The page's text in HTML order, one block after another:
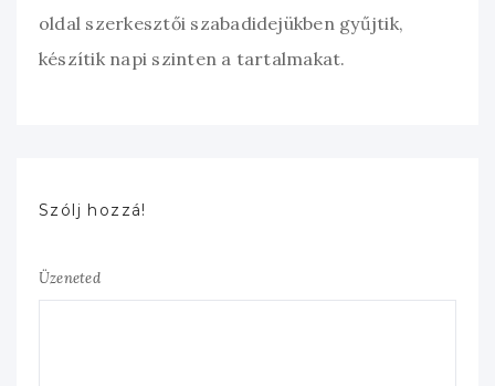
oldal szerkesztői szabadidejükben gyűjtik,
készítik napi szinten a tartalmakat.
Szólj hozzá!
Üzeneted